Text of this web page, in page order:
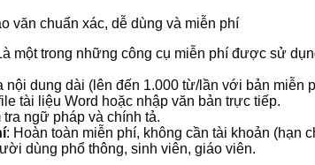
một trong những công cụ miễn phí được sử
nội dung dài (lên đến 1.000 từ/lần với bản miễn
tài liệu Word hoặc nhập văn bản trực tiếp.
ngữ pháp và chính tả.
: Hoàn toàn miễn phí, không cần tài khoản (hạn
dùng phổ thông, sinh viên, giáo viên.